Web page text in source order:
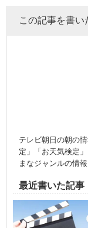
この記事を書い
テレビ朝日の朝の
定」「お天気検定
まなジャンルの情
最近書いた記事